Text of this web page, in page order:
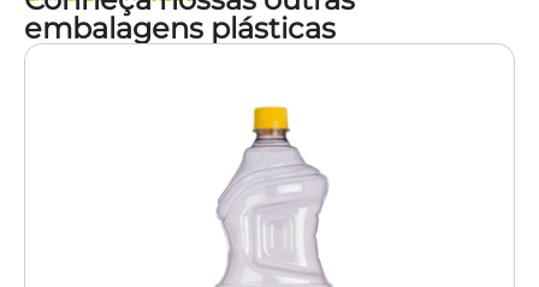
embalagens plásticas